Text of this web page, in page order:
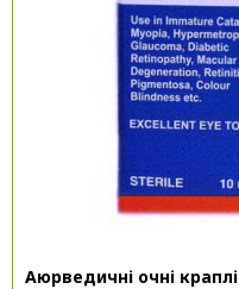
Аюрведичні очні